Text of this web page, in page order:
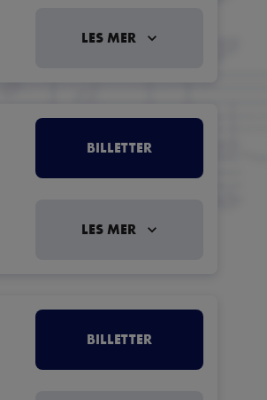
LES MER
BILLETTER
LES MER
BILLETTER